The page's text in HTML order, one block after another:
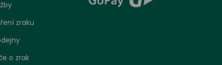
zraku
o zrak